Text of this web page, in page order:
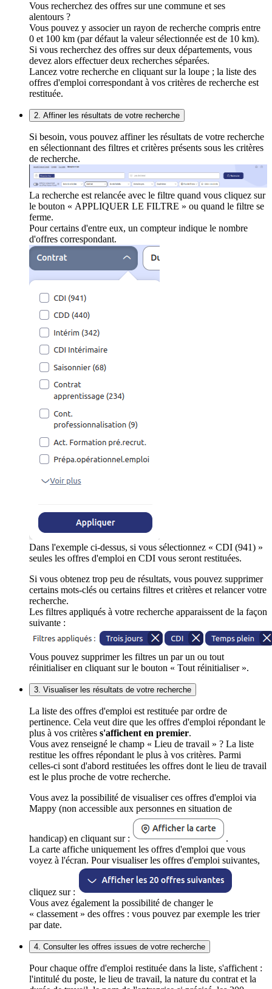
Vous recherchez des offres sur une commune et ses
alentours ?
Vous pouvez y associer un rayon de recherche compris entre
0 et 100 km (par défaut la valeur sélectionnée est de 10 km).
Si vous recherchez des offres sur deux départements, vous
devez alors effectuer deux recherches séparées.
Lancez votre recherche en cliquant sur la loupe ; la liste des
offres d'emploi correspondant à vos critères de recherche est
restituée.
2. Affiner les résultats de votre recherche
Si besoin, vous pouvez affiner les résultats de votre recherche
en sélectionnant des filtres et critères présents sous les critères
de recherche.
La recherche est relancée avec le filtre quand vous cliquez sur
le bouton « APPLIQUER LE FILTRE » ou quand le filtre se
ferme.
Pour certains d'entre eux, un compteur indique le nombre
d'offres correspondant.
Dans l'exemple ci-dessus, si vous sélectionnez « CDI (941) »
seules les offres d'emploi en CDI vous seront restituées.
Si vous obtenez trop peu de résultats, vous pouvez supprimer
certains mots-clés ou certains filtres et critères et relancer votre
recherche.
Les filtres appliqués à votre recherche apparaissent de la façon
suivante :
Vous pouvez supprimer les filtres un par un ou tout
réinitialiser en cliquant sur le bouton « Tout réinitialiser ».
3. Visualiser les résultats de votre recherche
La liste des offres d'emploi est restituée par ordre de
pertinence. Cela veut dire que les offres d'emploi répondant le
plus à vos critères s'affichent en premier.
Vous avez renseigné le champ « Lieu de travail » ? La liste
restitue les offres répondant le plus à vos critères. Parmi
celles-ci sont d'abord restituées les offres dont le lieu de travail
est le plus proche de votre recherche.
Vous avez la possibilité de visualiser ces offres d'emploi via
Mappy (non accessible aux personnes en situation de
handicap) en cliquant sur :
.
La carte affiche uniquement les offres d'emploi que vous
voyez à l'écran. Pour visualiser les offres d'emploi suivantes,
cliquez sur :
Vous avez également la possibilité de changer le
« classement » des offres : vous pouvez par exemple les trier
par date.
4. Consulter les offres issues de votre recherche
Pour chaque offre d'emploi restituée dans la liste, s'affichent :
l'intitulé du poste, le lieu de travail, la nature du contrat et la